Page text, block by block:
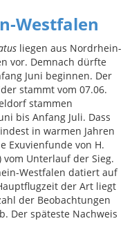
Westfalen
liegen aus Nordrhein-
vor. Demnach dürfte
Juni beginnen. Der
stammt vom 07.06.
stammen
bis Anfang Juli. Dass
in warmen Jahren
Exuvienfunde von H.
vom Unterlauf der Sieg.
Westfalen datiert auf
der Art liegt
der Beobachtungen
Der späteste Nachweis